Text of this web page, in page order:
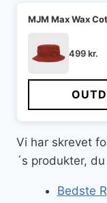
MJM Max Wax
499kr.
Vi har skrevet
´s produkter,
Bedste